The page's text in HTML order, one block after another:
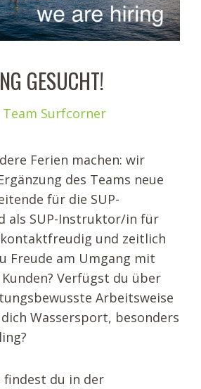
GESUCHT!
Team Surfcorner
Ferien machen: wir
des Teams neue
für die SUP-
als SUP-Instruktor/in für
und zeitlich
Freude am Umgang mit
Verfügst du über
Arbeitsweise
Wassersport, besonders
findest du in der